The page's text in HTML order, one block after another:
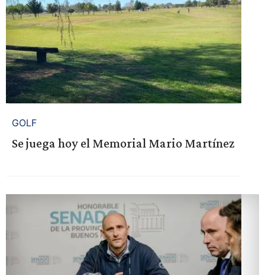
GOLF
Se juega hoy el Memorial Mario Martínez